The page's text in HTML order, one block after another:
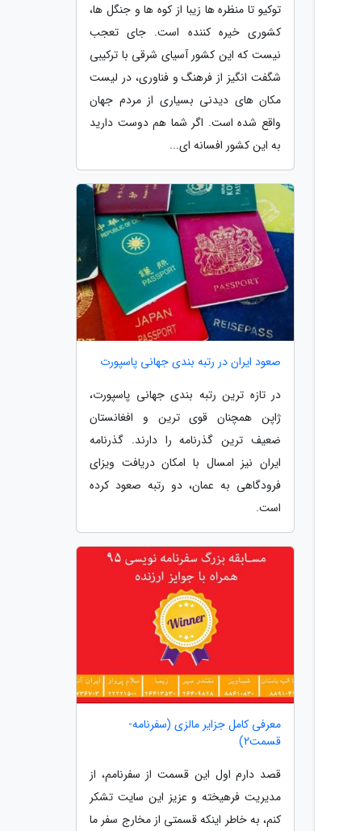
توکیو تا منظره ها زیبا از کوه ها و جنگل ها،
کشوری خیره کننده است. جای تعجب
نیست که این کشور آسیای شرقی با ترکیبی
شگفت انگیز از فرهنگ و فناوری، در لیست
مکان های دیدنی بسیاری از مردم جهان
واقع شده است. اگر شما هم دوست دارید
به این کشور افسانه ای...
صعود ایران در رتبه بندی جهانی پاسپورت
در تازه ترین رتبه بندی جهانی پاسپورت،
ژاپن همچنان قوی ترین و افغانستان
ضعیف ترین گذرنامه را دارند. گذرنامه
ایران نیز امسال با امکان دریافت ویزای
فرودگاهی به عمان، دو رتبه صعود کرده
است.
معرفی کامل جزایر مالزی (سفرنامه-
قسمت2)
قصد دارم اول این قسمت از سفرنامم، از
مدیریت فرهیخته و عزیز این سایت تشکر
کنم، به خاطر اینکه قسمتی از مخارج سفر ما